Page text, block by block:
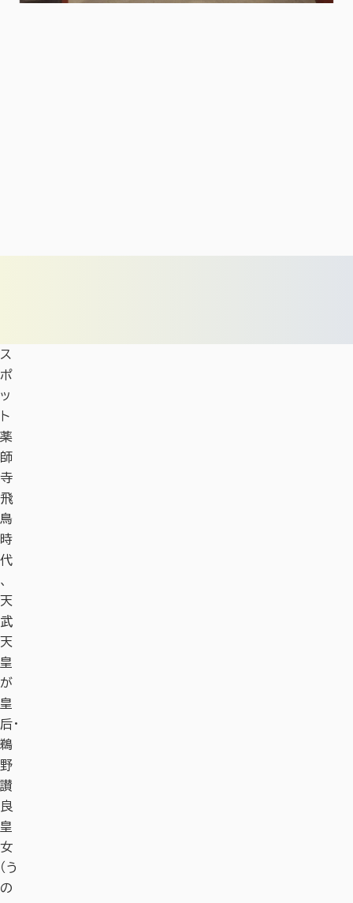
ス
ポ
ッ
ト
薬
師
寺
飛
鳥
時
代
、
天
武
天
皇
が
皇
后・
鵜
野
讃
良
皇
女
（う
の